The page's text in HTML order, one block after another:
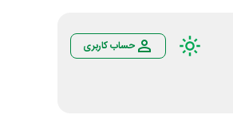
حساب کاربری